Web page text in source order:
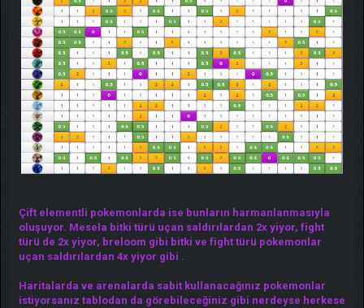
Çift elementli pokemonlarda ise bunların harmanlanmasıyla
oluşuyor. Mesela bitki türü uçan saldırılardan 2x yiyor, fight
türü de 2x yiyor, breloom gibi bitki ve fight türü pokemonlar
uçan saldırılardan 4x yiyor gibi .
Haritalarda ve arenalarda sabit kullanacağınız pokemonlar
istiyorsanız tablodan da görebileceğiniz gibi nerdeyse herkese